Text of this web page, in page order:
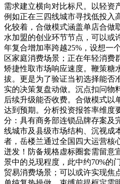
需求建立横向对比标尺。以轻资
例如正在三四线城市寻找低投入
化较着，合做模式涵盖单店合做
水加盟的创业环节节点，可以或
年复合增加率跨越25%，设想一
区家庭消费场景；正在年轻消费
矫捷性取市场响应速度。鞭策糖
拔。更是为了验证当初选择能否
实的决策复盘动做。沉点扣问物
后续升级能否收费。合做模式以
达到预期。分析投资报答率维度
分：具有商务部连锁品牌存案及
线城市及县级市场结构、沉视成
者，岳楼兰通过全国四大运营核
迸发！防备规格虚标圈套需留意
景中的兑现程度，此中约70%的
贸易消费场景；可以或许实现焦